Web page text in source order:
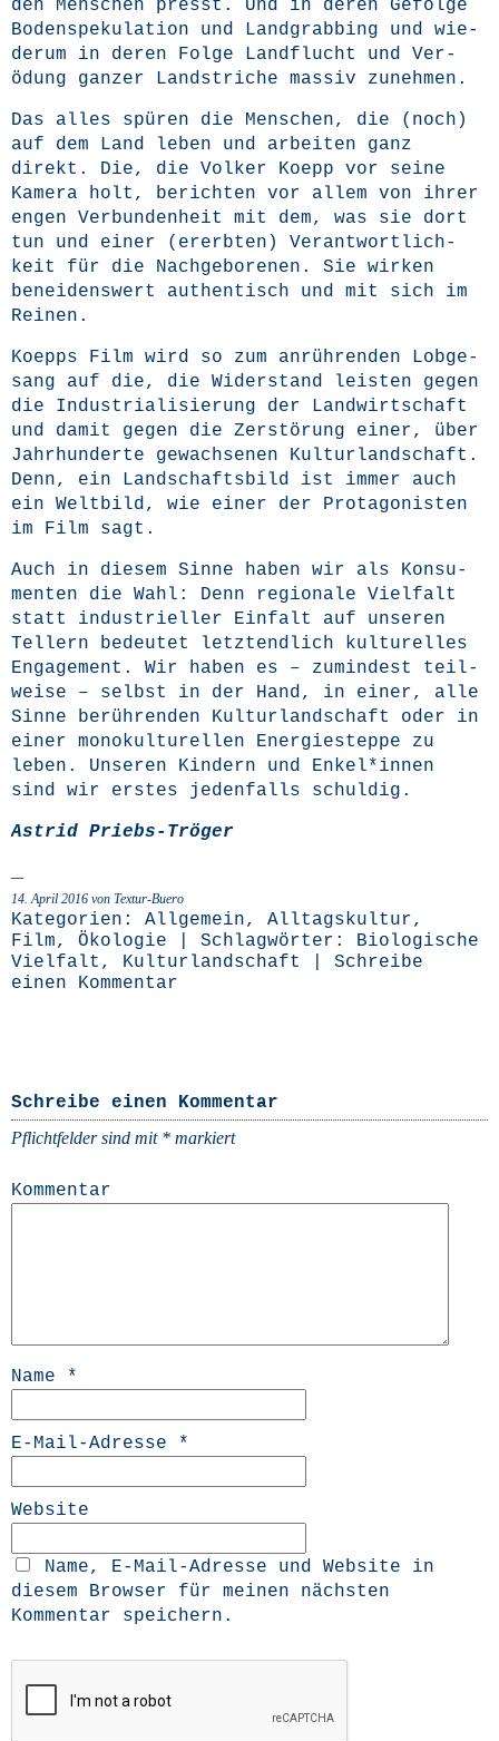
den Men­schen presst. Und in deren Gefol­ge
Boden­spe­ku­la­ti­on und Land­g­rab­bing und wie­
der­um in deren Fol­ge Land­flucht und Ver­
ödung gan­zer Land­stri­che mas­siv zunehmen.
Das alles spü­ren die Men­schen, die (noch)
auf dem Land leben und arbei­ten ganz
direkt. Die, die Vol­ker Koepp vor sei­ne
Kame­ra holt, berich­ten vor allem von ihrer
engen Ver­bun­den­heit mit dem, was sie dort
tun und einer (ererb­ten) Ver­ant­wort­lich­
keit für die Nach­ge­bo­re­nen. Sie wir­ken
benei­dens­wert authen­tisch und mit sich im
Reinen.
Koepps Film wird so zum anrüh­ren­den Lob­ge­
sang auf die, die Wider­stand leis­ten gegen
die Indus­tria­li­sie­rung der Land­wirt­schaft
und damit gegen die Zer­stö­rung einer, über
Jahr­hun­der­te gewach­se­nen Kul­tur­land­schaft.
Denn, ein Land­schafts­bild ist immer auch
ein Welt­bild, wie einer der Prot­ago­nis­ten
im Film sagt.
Auch in die­sem Sin­ne haben wir als Kon­su­
men­ten die Wahl: Denn regio­na­le Viel­falt
statt indus­tri­el­ler Ein­falt auf unse­ren
Tel­lern bedeu­tet letzt­end­lich kul­tu­rel­les
Enga­ge­ment. Wir haben es – zumin­dest teil­
wei­se – selbst in der Hand, in einer, alle
Sin­ne berüh­ren­den Kul­tur­land­schaft oder in
einer mono­kul­tu­rel­len Ener­gie­step­pe zu
leben. Unse­ren Kin­dern und Enkel*innen
sind wir ers­tes jeden­falls schuldig.
Astrid Priebs-Trö­ger
14. April 2016 von Textur-Buero
Kategorien: Allgemein, Alltagskultur,
Film, Ökologie | Schlagwörter:
Biologische
Vielfalt , Kulturlandschaft
Schreibe
einen Kommentar
Schreibe einen Kommentar
Pflichtfelder sind mit * markiert
Kommentar
Name *
E-Mail-Adresse *
Website
Name, E-Mail-Adresse und Website in
diesem Browser für meinen nächsten
Kommentar speichern.